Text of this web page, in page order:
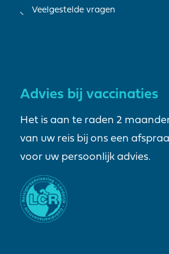
Veelgestelde vragen
Advies bij vaccinaties
Het is aan te raden 2
van uw reis bij ons een
voor uw persoonlijk advies.